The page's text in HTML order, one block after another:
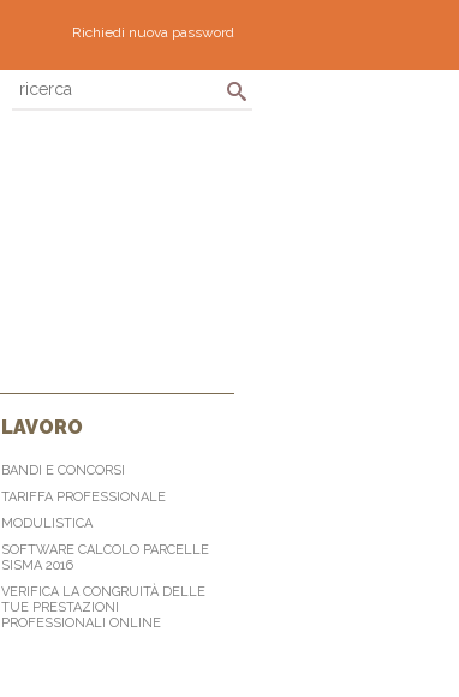
Richiedi nuova password
LAVORO
BANDI E CONCORSI
TARIFFA PROFESSIONALE
MODULISTICA
SOFTWARE CALCOLO PARCELLE
SISMA 2016
VERIFICA LA CONGRUITÀ DELLE
TUE PRESTAZIONI
PROFESSIONALI ONLINE